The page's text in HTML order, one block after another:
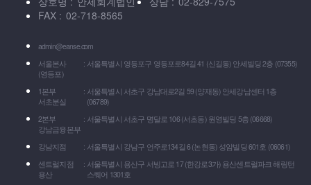
FAX
02-718-8565
admin@eanse.com
서울본사
(영등포)
서울특별시 영등포구 영등포로84길 41 (신길동) 안세빌딩 2층 (07355)
1본부
서초분실
서울특별시 서초구 강남대로2길 59 (양재동) 안세강남센터 1층
(06789)
2본부
강남금융본부
서울특별시 서초구 명달로 106 (서초동) 원영빌딩 5층 (06668)
강남지점
서울특별시 강남구 언주로134길 6 (논현동) 성암빌딩 601호 (06061)
센트럴지점
용산
서울특별시 용산구 서빙고로 17 (한강로3가) 용산센트럴파크 해링턴
스퀘어 1301호